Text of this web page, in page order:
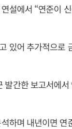
설에서 “연준이
있어 추가적으로
간한 보고서에
하며 내년이면